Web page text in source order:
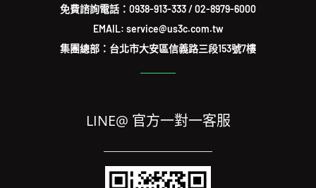
免費諮詢電話： 0938-913-333/02-8979-6000
EMAIL: service@us3c.com.tw
集團總部：台北市大安區信義路三段153號7樓
LINE@ 官方一對一客服